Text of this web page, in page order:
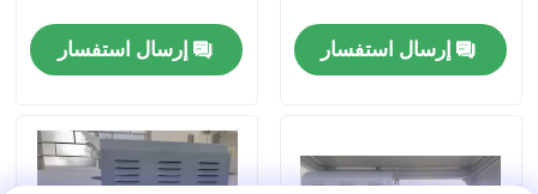
الحالات
دينامومتر عالي السرعة
إرسال استفسار إرسال استفسار